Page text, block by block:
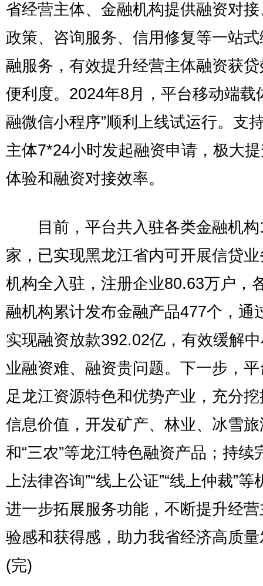
省经营主体、金融机构提供融资对
政策、咨询服务、信用修复等一站
融服务，有效提升经营主体融资获
便利度。2024年8月，平台移动端载
融微信小程序”顺利上线试运行。支
主体7*24小时发起融资申请，极大
体验和融资对接效率。
目前，平台共入驻各类金融机构
家，已实现黑龙江省内可开展信贷
机构全入驻，注册企业80.63万户，
融机构累计发布金融产品477个，通
实现融资放款392.02亿，有效缓解
业融资难、融资贵问题。下一步，
足龙江资源特色和优势产业，充分
信息价值，开发矿产、林业、冰雪旅
和“三农”等龙江特色融资产品；持续
上法律咨询”“线上公证”“线上仲裁”等
进一步拓展服务功能，不断提升经
验感和获得感，助力我省经济高质
(完)